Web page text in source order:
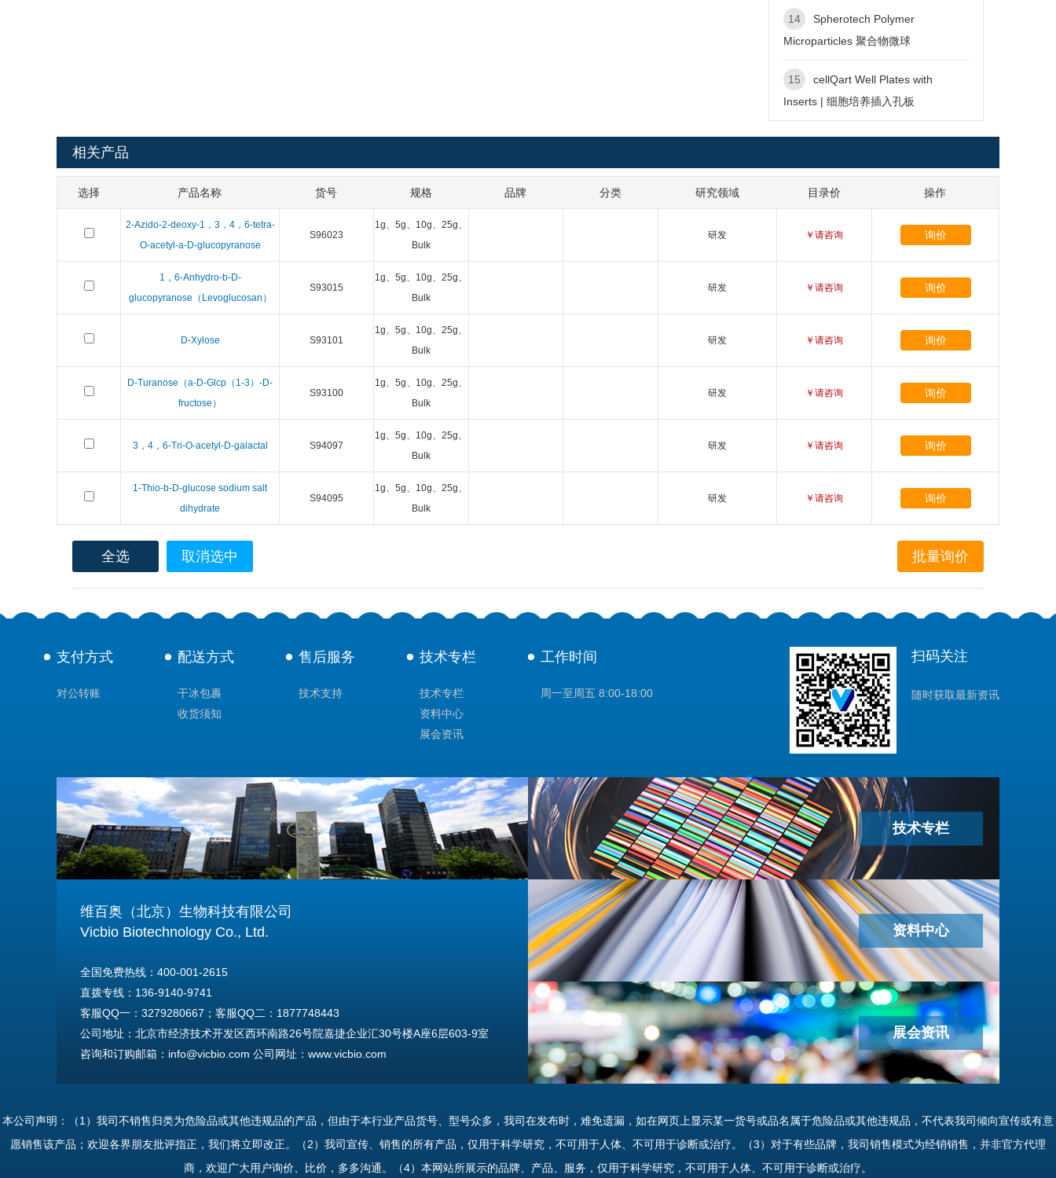
14
Spherotech Polymer
Microparticles 聚合物微球
15
cellQart Well Plates with
Inserts | 细胞培养插入孔板
相关产品
选择 产品名称 货号 规格 品牌 分类 研究领域 目录价 操作
2-Azido-2-deoxy-1，3，4，6-tetra-
O-acetyl-a-D-glucopyranose
S96023
1g、5g、10g、25g、
Bulk
研发 ￥请咨询 询价
1，6-Anhydro-b-D-
glucopyranose（Levoglucosan）
S93015
1g、5g、10g、25g、
Bulk
研发 ￥请咨询 询价
D-Xylose S93101
1g、5g、10g、25g、
Bulk
研发 ￥请咨询 询价
D-Turanose（a-D-Glcp（1-3）-D-
fructose）
S93100
1g、5g、10g、25g、
Bulk
研发 ￥请咨询 询价
3，4，6-Tri-O-acetyl-D-galactal S94097
1g、5g、10g、25g、
Bulk
研发 ￥请咨询 询价
1-Thio-b-D-glucose sodium salt
dihydrate
S94095
1g、5g、10g、25g、
Bulk
研发 ￥请咨询 询价
全选 取消选中
支付方式
对公转账
配送方式
干冰包裹
收货须知
售后服务
技术支持
技术专栏
技术专栏
资料中心
展会资讯
工作时间
周一至周五 8:00-18:00
扫码关注
随时获取最新资讯
维百奥（北京）生物科技有限公司
Vicbio Biotechnology Co., Ltd.
全国免费热线：400-001-2615
直拨专线：136-9140-9741
客服QQ一：3279280667；客服QQ二：1877748443
公司地址：北京市经济技术开发区西环南路26号院嘉捷企业汇30号楼A座6层603-9室
咨询和订购邮箱：info@vicbio.com 公司网址：www.vicbio.com
Tel: +86-13691409741
技术专栏
资料中心
展会资讯
本公司声明：（1）我司不销售归类为危险品或其他违规品的产品，但由于本行业产品货号、型号众多，我司在发布时，难免遗漏，如在网页上显示某一货号或品名属于危险品或其他违规品，不代表我司倾向宣传或有意
愿销售该产品；欢迎各界朋友批评指正，我们将立即改正。（2）我司宣传、销售的所有产品，仅用于科学研究，不可用于人体、不可用于诊断或治疗。（3）对于有些品牌，我司销售模式为经销销售，并非官方代理
商，欢迎广大用户询价、比价，多多沟通。（4）本网站所展示的品牌、产品、服务，仅用于科学研究，不可用于人体、不可用于诊断或治疗。